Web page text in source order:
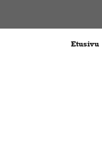
Etusivu